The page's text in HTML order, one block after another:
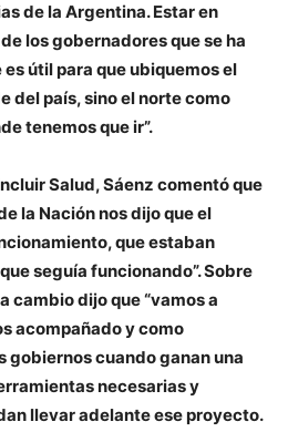
de la Argentina. Estar en
los gobernadores que se ha
útil para que ubiquemos el
del país, sino el norte como
tenemos que ir”.
Salud, Sáenz comentó que
la Nación nos dijo que el
que estaban
seguía funcionando”. Sobre
cambio dijo que “vamos a
acompañado y como
gobiernos cuando ganan una
necesarias y
llevar adelante ese proyecto.